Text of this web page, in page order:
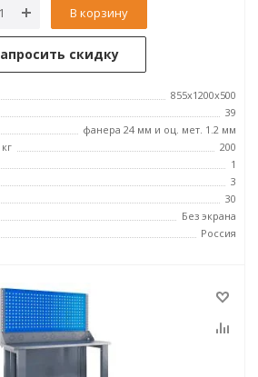
В корзину
скидку
855x1200x500
39
фанера 24 мм и оц. мет. 1.2 мм
200
1
3
30
Без экрана
Россия